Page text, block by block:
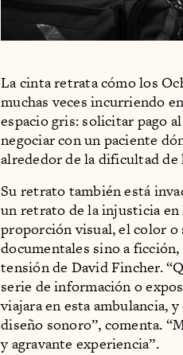
La cinta retrata cómo los
muchas veces incurriendo
espacio gris: solicitar pago
negociar con un paciente
alrededor de la dificultad de
Su retrato también está
un retrato de la injusticia
proporción visual, el color
documentales sino a
tensión de David Fincher.
serie de información o
viajara en esta ambulancia,
diseño sonoro”, comenta.
y agravante experiencia”.